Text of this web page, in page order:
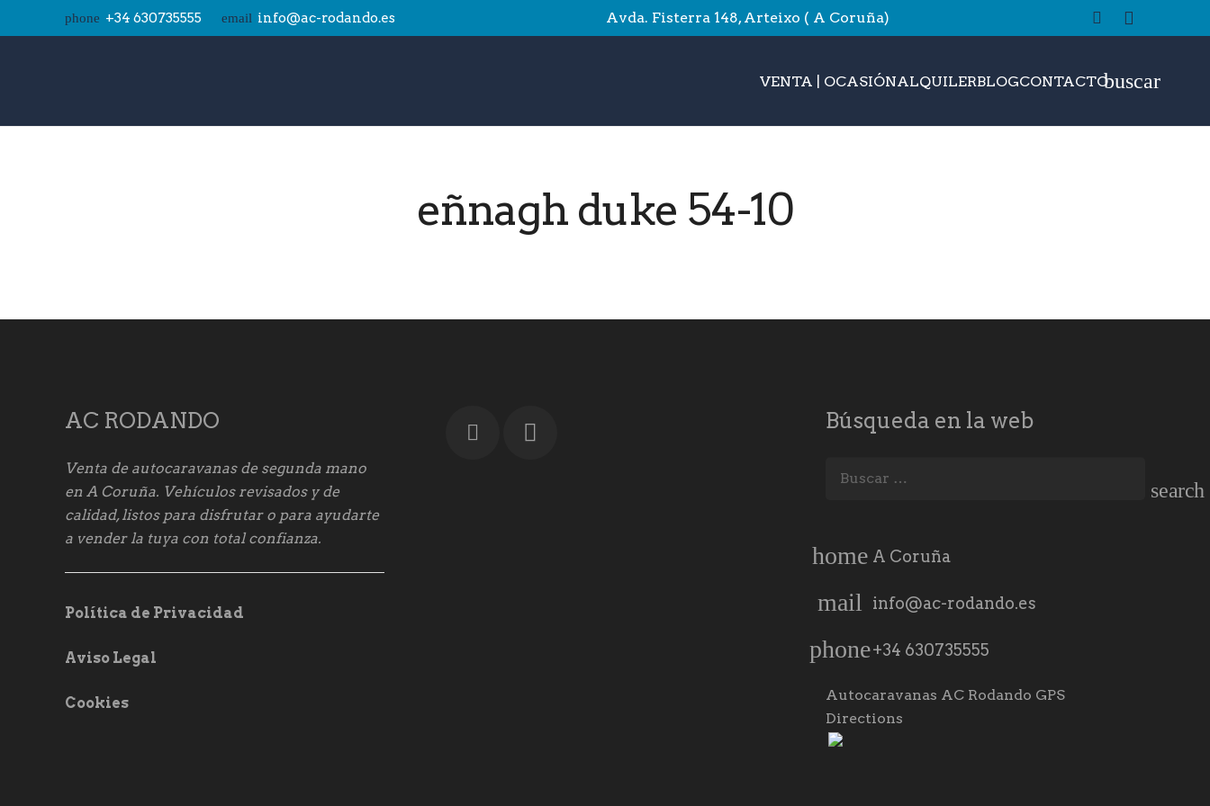
phone +34 630735555 email info@ac-rodando.es Avda. Fisterra 148, Arteixo ( A Coruña)
VENTA | OCASIÓNALQUILERBLOGCONTACTObuscar
eñnagh duke 54-10
AC RODANDO
Venta de autocaravanas de segunda mano
en A Coruña. Vehículos revisados y de
calidad, listos para disfrutar o para ayudarte
a vender la tuya con total confianza.
Política de Privacidad
Aviso Legal
Cookies
Búsqueda en la web
home A Coruña
mail info@ac-rodando.es
phone+34 630735555
Autocaravanas AC Rodando GPS
Directions